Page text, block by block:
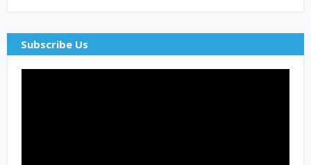
Subscribe Us